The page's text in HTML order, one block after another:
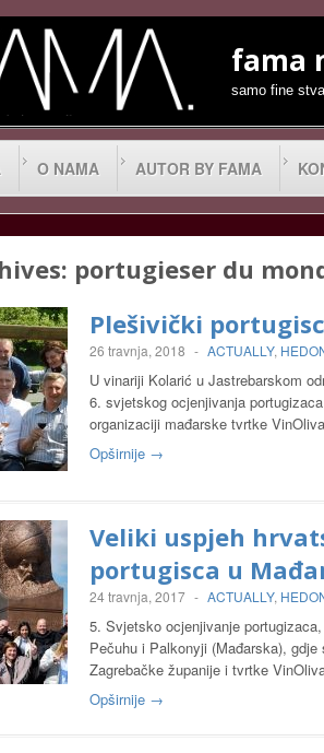
fama
samo fine
O NAMA AUTOR BY FAMA
portugieser du
Plešivički
26 travnja, 2018 - ACTUALLY,
U vinariji Kolarić u Jastrebarskom
6. svjetskog ocjenjivanja
organizaciji mađarske tvrtke
Opširnije →
Veliki uspjeh
portugisca u
24 travnja, 2017 - ACTUALLY,
5. Svjetsko ocjenjivanje
Pečuhu i Palkonyji (Mađarska),
Zagrebačke županije i tvrtke
Opširnije →